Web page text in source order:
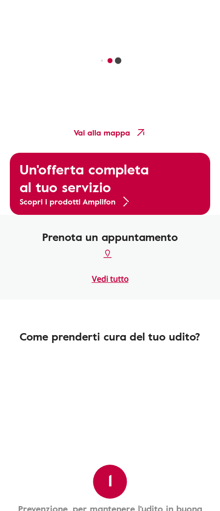
Vai alla mappa
Un'offerta completa
al tuo servizio
Scopri i prodotti Amplifon
Prenota un appuntamento
Vedi tutto
Come prenderti cura del tuo udito?
1